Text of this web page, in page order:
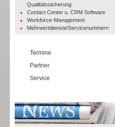
Qualitätssicherung
Contact Center u. CRM Software
Workforce-Management
Mehrwertdienste/Servicenummern
Termine
Partner
Service